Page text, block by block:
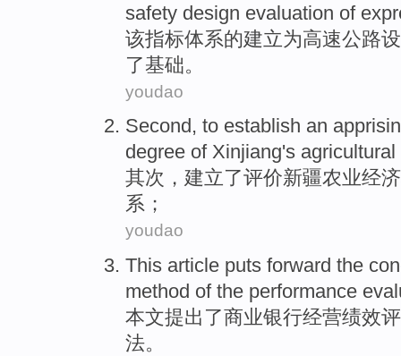
safety design evaluation of
该指标体系的建立为高速公路
了基础。
youdao
Second , to establish an
degree of Xinjiang's agricultural
其次 ， 建立了评价新疆农业经济
系 ；
youdao
This article puts forward the
method ofthe performance
本文提出 了商业银行经营绩效
法。